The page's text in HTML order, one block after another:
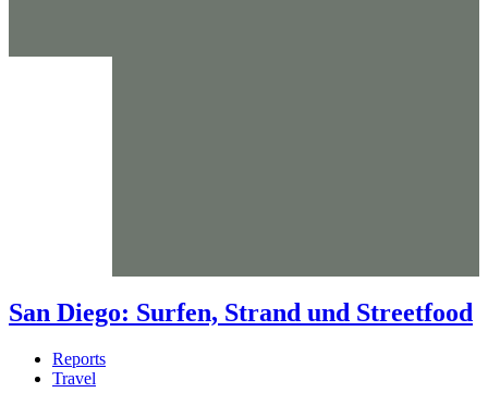
San Diego: Surfen, Strand und Streetfood
Reports
Travel